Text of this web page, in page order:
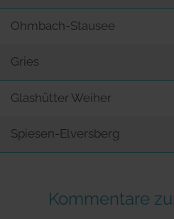
Ohmbach-Stausee
Gries
Glashütter Weiher
Spiesen-Elversberg
Kommentare